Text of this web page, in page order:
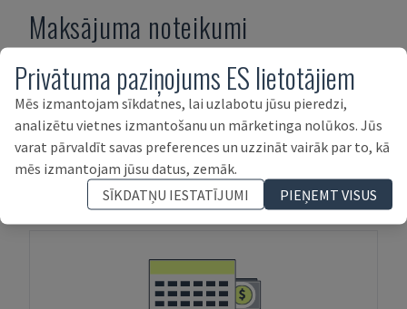
Maksājuma noteikumi
AVANSA MAKSĀJUMI
Privātuma paziņojums ES lietotājiem
Mēs izmantojam sīkdatnes, lai uzlabotu jūsu pieredzi,
analizētu vietnes izmantošanu un mārketinga nolūkos. Jūs
varat pārvaldīt savas preferences un uzzināt vairāk par to, kā
mēs izmantojam jūsu datus, zemāk.
SĪKDATŅU IESTATĪJUMI
PIEŅEMT VISUS